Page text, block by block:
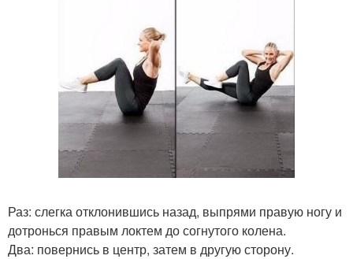
Раз: слегка отклонившись назад, выпрями правую ногу и
дотронься правым локтем до согнутого колена.
Два: повернись в центр, затем в другую сторону.